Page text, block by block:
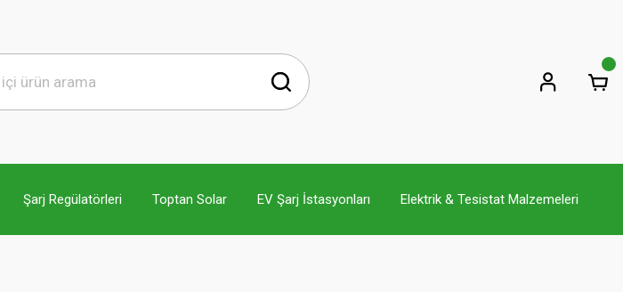
Şarj Regülatörleri Toptan Solar EV Şarj İstasyonları Elektrik & Tesistat Malzemeleri